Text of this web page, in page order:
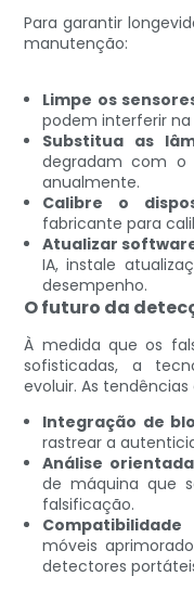
Para garantir
manutenção:
Limpe os
podem interferir
Substitua as
degradam com o
anualmente.
Calibre o
fabricante para
Atualizar
IA, instale
desempenho.
O futuro da
À medida que os
sofisticadas, a
evoluir. As
Integração de
rastrear a
Análise
de máquina que
falsificação.
móveis
detectores